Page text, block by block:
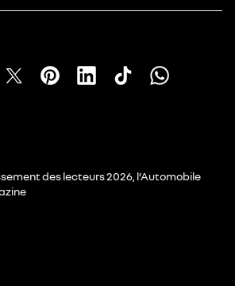
des lecteurs 2026, l’Automobile